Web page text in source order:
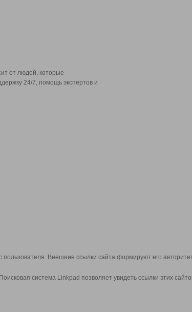
от людей, которые
24/7, помощь экспертов и
Внешние ссылки сайта формируют его
система Linkpad позволяет увидеть ссылки этих